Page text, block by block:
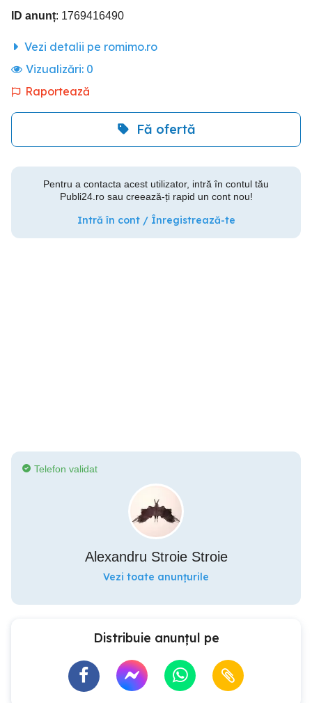
ID anunț: 1769416490
Vezi detalii pe romimo.ro
Vizualizări: 0
Raportează
Fă ofertă
Pentru a contacta acest utilizator, intră în contul tău
Publi24.ro sau creează-ți rapid un cont nou!
Intră în cont / Înregistrează-te
Telefon validat
Alexandru Stroie Stroie
Vezi toate anunțurile
Distribuie anunțul pe